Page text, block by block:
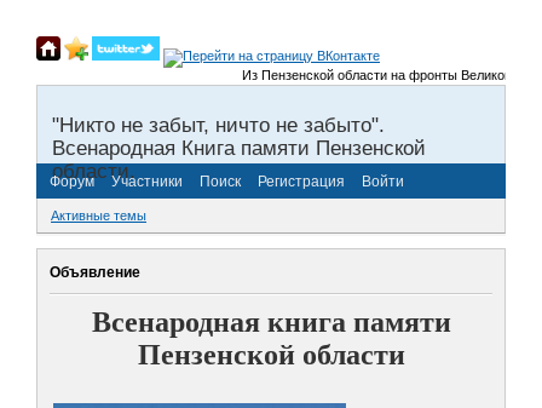
Из Пензенской области на фронты Великой
"Никто не забыт, ничто не забыто".
Всенародная Книга памяти Пензенской
области.
Форум Участники Поиск Регистрация Войти
Активные темы
Объявление
Всенародная книга памяти
Пензенской области